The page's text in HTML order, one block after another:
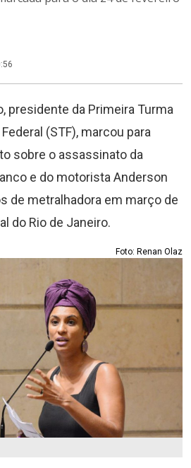
presidente da Primeira Turma
(STF), marcou para
sobre o assassinato da
e do motorista Anderson
de metralhadora em março de
do Rio de Janeiro.
Foto: Renan Olaz